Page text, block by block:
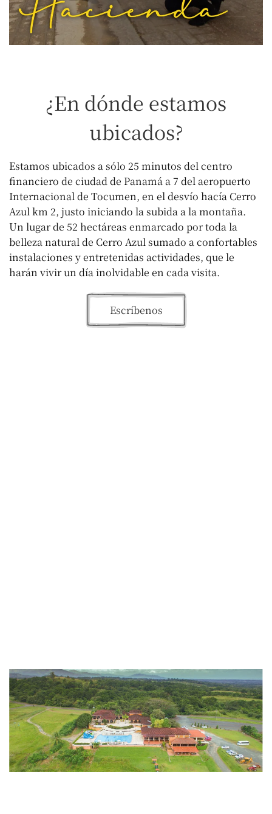
¿En dónde estamos
ubicados?
Estamos ubicados a sólo 25 minutos del centro
financiero de ciudad de Panamá a 7 del aeropuerto
Internacional de Tocumen, en el desvío hacía Cerro
Azul km 2, justo iniciando la subida a la montaña.
Un lugar de 52 hectáreas enmarcado por toda la
belleza natural de Cerro Azul sumado a confortables
instalaciones y entretenidas actividades, que le
harán vivir un día inolvidable en cada visita.
Escríbenos